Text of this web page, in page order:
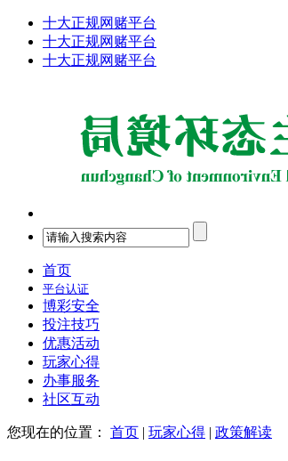
十大正规网赌平台
十大正规网赌平台
十大正规网赌平台
首页
平台认证
博彩安全
投注技巧
优惠活动
玩家心得
办事服务
社区互动
您现在的位置： 首页 | 玩家心得 | 政策解读